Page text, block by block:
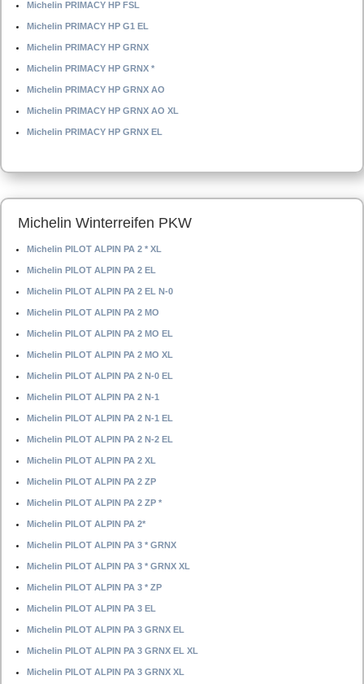
Michelin PRIMACY HP FSL
Michelin PRIMACY HP G1 EL
Michelin PRIMACY HP GRNX
Michelin PRIMACY HP GRNX *
Michelin PRIMACY HP GRNX AO
Michelin PRIMACY HP GRNX AO XL
Michelin PRIMACY HP GRNX EL
Michelin Winterreifen PKW
Michelin PILOT ALPIN PA 2 * XL
Michelin PILOT ALPIN PA 2 EL
Michelin PILOT ALPIN PA 2 EL N-0
Michelin PILOT ALPIN PA 2 MO
Michelin PILOT ALPIN PA 2 MO EL
Michelin PILOT ALPIN PA 2 MO XL
Michelin PILOT ALPIN PA 2 N-0 EL
Michelin PILOT ALPIN PA 2 N-1
Michelin PILOT ALPIN PA 2 N-1 EL
Michelin PILOT ALPIN PA 2 N-2 EL
Michelin PILOT ALPIN PA 2 XL
Michelin PILOT ALPIN PA 2 ZP
Michelin PILOT ALPIN PA 2 ZP *
Michelin PILOT ALPIN PA 2*
Michelin PILOT ALPIN PA 3 * GRNX
Michelin PILOT ALPIN PA 3 * GRNX XL
Michelin PILOT ALPIN PA 3 * ZP
Michelin PILOT ALPIN PA 3 EL
Michelin PILOT ALPIN PA 3 GRNX EL
Michelin PILOT ALPIN PA 3 GRNX EL XL
Michelin PILOT ALPIN PA 3 GRNX XL